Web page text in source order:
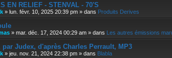
EN RELIEF - STENVAL - 70'S
» lun. févr. 10, 2025 20:39 pm » dans Produits Derives
» mar. déc. 17, 2024 00:29 am » dans Les autres émissions
par Judex, d'après Charles Perrault, MP3
» jeu. nov. 21, 2024 22:38 pm » dans Blabla